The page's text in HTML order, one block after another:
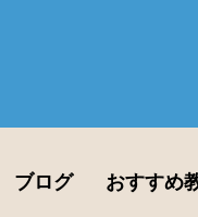
ブログ おすすめ